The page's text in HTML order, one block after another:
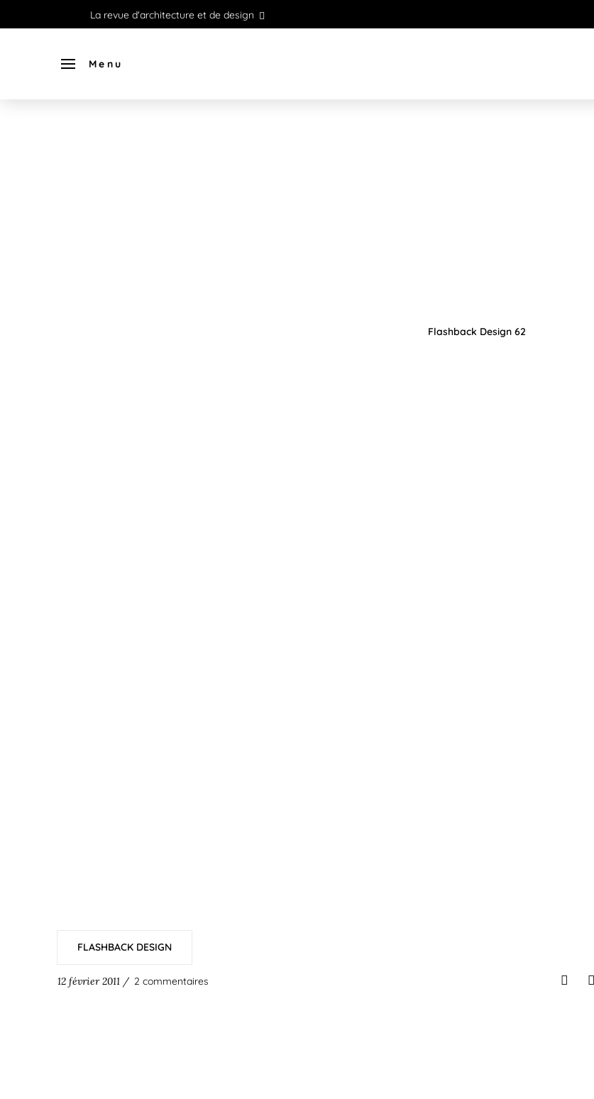
La revue d'architecture et de design
Menu
Flashback Design 62
FLASHBACK DESIGN
12 février 2011 / 2 commentaires